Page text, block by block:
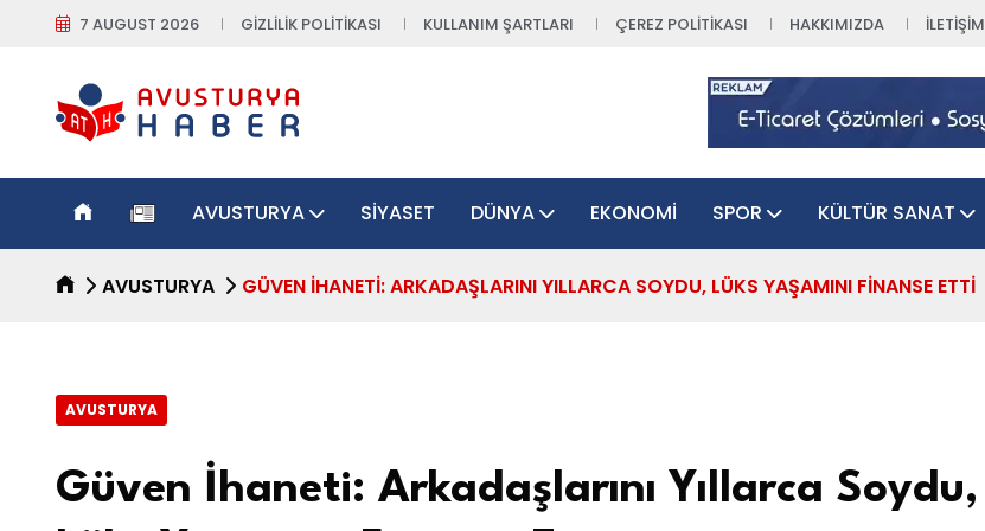
7 AUGUST 2026 GIZLILIK POLITIKASI KULLANIM ŞARTLARI ÇEREZ POLITIKASI HAKKIMIZDA İLETIŞIM
AVUSTURYA SIYASET DÜNYA EKONOMI SPOR KÜLTÜR SANAT
AVUSTURYA GÜVEN İHANETI: ARKADAŞLARINI YILLARCA SOYDU, LÜKS YAŞAMINI FINANSE ETTI
AVUSTURYA
Güven İhaneti: Arkadaşlarını Yıllarca Soydu,